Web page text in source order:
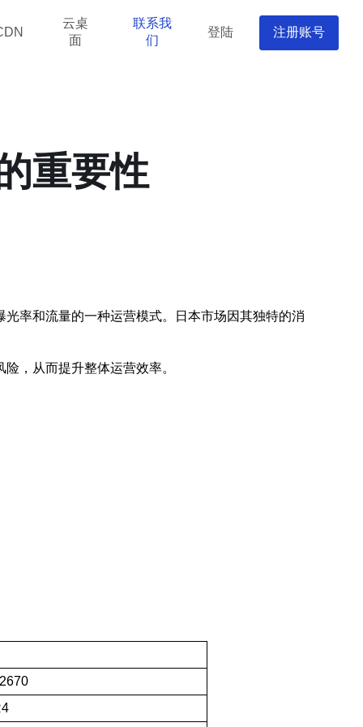
云桌
面
联系我
们
登陆 注册账号
重要性
率和流量的一种运营模式。日本市场因其独特的消
，从而提升整体运营效率。